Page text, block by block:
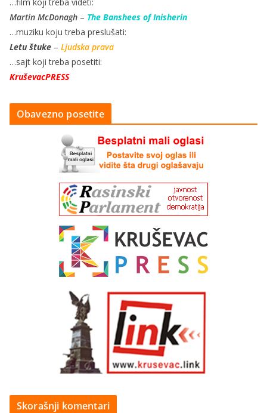
Martin McDonagh – The Banshees of Inisherin
…muziku koju treba preslušati:
Letu štuke – Ljudska prava
…sajt koji treba posetiti:
KruševacPRESS
Obavezno posetite
Skorašnji komentari